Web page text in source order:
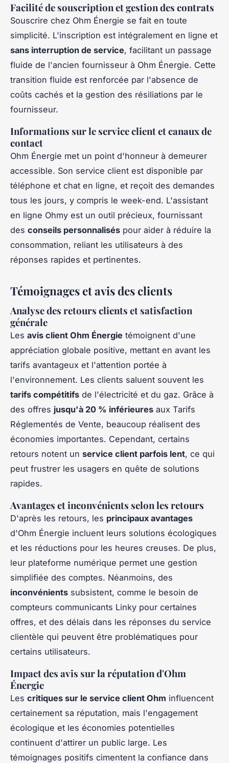
Facilité de souscription et gestion des contrats
Souscrire chez Ohm Énergie se fait en toute
simplicité. L'inscription est intégralement en ligne et
sans interruption de service, facilitant un passage
fluide de l'ancien fournisseur à Ohm Énergie. Cette
transition fluide est renforcée par l'absence de
coûts cachés et la gestion des résiliations par le
fournisseur.
Informations sur le service client et canaux de
contact
Ohm Énergie met un point d'honneur à demeurer
accessible. Son service client est disponible par
téléphone et chat en ligne, et reçoit des demandes
tous les jours, y compris le week-end. L'assistant
en ligne Ohmy est un outil précieux, fournissant
des conseils personnalisés pour aider à réduire la
consommation, reliant les utilisateurs à des
réponses rapides et pertinentes.
Témoignages et avis des clients
Analyse des retours clients et satisfaction
générale
Les avis client Ohm Énergie témoignent d'une
appréciation globale positive, mettant en avant les
tarifs avantageux et l'attention portée à
l'environnement. Les clients saluent souvent les
tarifs compétitifs de l'électricité et du gaz. Grâce à
des offres jusqu'à 20 % inférieures aux Tarifs
Réglementés de Vente, beaucoup réalisent des
économies importantes. Cependant, certains
retours notent un service client parfois lent, ce qui
peut frustrer les usagers en quête de solutions
rapides.
Avantages et inconvénients selon les retours
D'après les retours, les principaux avantages
d'Ohm Énergie incluent leurs solutions écologiques
et les réductions pour les heures creuses. De plus,
leur plateforme numérique permet une gestion
simplifiée des comptes. Néanmoins, des
inconvénients subsistent, comme le besoin de
compteurs communicants Linky pour certaines
offres, et des délais dans les réponses du service
clientèle qui peuvent être problématiques pour
certains utilisateurs.
Impact des avis sur la réputation d'Ohm
Énergie
Les critiques sur le service client Ohm influencent
certainement sa réputation, mais l'engagement
écologique et les économies potentielles
continuent d'attirer un public large. Les
témoignages positifs cimentent la confiance dans